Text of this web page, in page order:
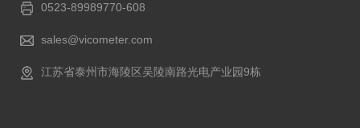
0523-89989770-608
sales@vicometer.com
江苏省泰州市海陵区吴陵南路光电产业园9栋